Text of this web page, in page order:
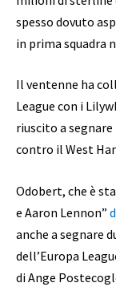
spesso dovuto
in prima squadra
Il ventenne ha
League con i
riuscito a
contro il West
Odobert, che è
e Aaron Lennon”
anche a segnare
dell’Europa
di Ange